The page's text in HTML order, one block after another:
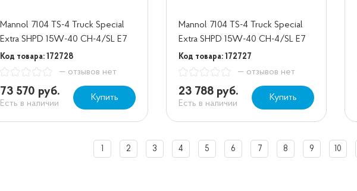
Mannol 7104 TS-4 Truck Special
Extra SHPD 15W-40 CH-4/SL E7
208 л
Код товара: 172728
— отзывов нет
73 570 руб.
Есть в наличии
Купить
Mannol 7104 TS-4 Truck Special
Extra SHPD 15W-40 CH-4/SL E7
60 л
Код товара: 172727
— отзывов нет
23 788 руб.
Есть в наличии
Купить
2 3 4 5 6 7 8 9 10